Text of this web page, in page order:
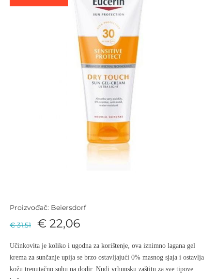
Proizvođač: Beiersdorf
€ 31,51
€ 22,06
Učinkovita je koliko i ugodna za korištenje, ova iznimno lagana gel
krema za sunčanje upija se brzo ostavljajući 0% masnog sjaja i ostavlja
kožu trenutačno suhu na dodir. Nudi vrhunsku zaštitu za sve tipove